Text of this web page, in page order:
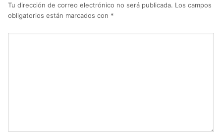
Tu dirección de correo electrónico no será publicada. Los campos
obligatorios están marcados con *